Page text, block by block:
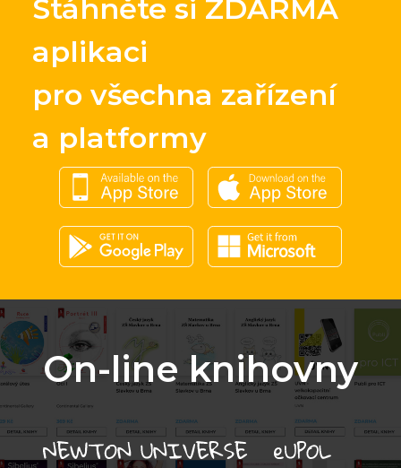
Stáhněte si ZDARMA
aplikaci
pro všechna zařízení
a platformy
On-line knihovny